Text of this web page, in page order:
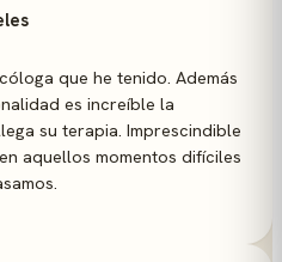
que he tenido. Además
es increíble la
su terapia. Imprescindible
aquellos momentos difíciles